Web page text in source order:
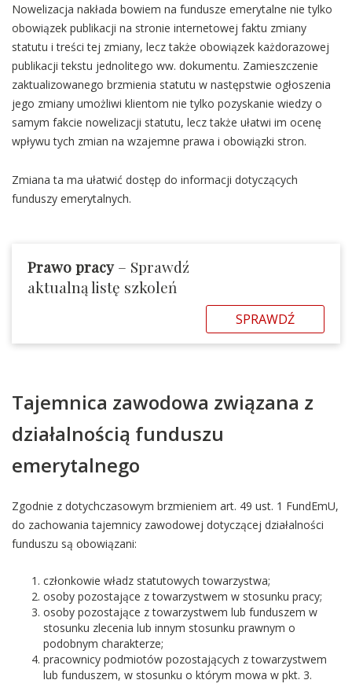
Nowelizacja nakłada bowiem na fundusze emerytalne nie tylko
obowiązek publikacji na stronie internetowej faktu zmiany
statutu i treści tej zmiany, lecz także obowiązek każdorazowej
publikacji tekstu jednolitego ww. dokumentu. Zamieszczenie
zaktualizowanego brzmienia statutu w następstwie ogłoszenia
jego zmiany umożliwi klientom nie tylko pozyskanie wiedzy o
samym fakcie nowelizacji statutu, lecz także ułatwi im ocenę
wpływu tych zmian na wzajemne prawa i obowiązki stron.
Zmiana ta ma ułatwić dostęp do informacji dotyczących
funduszy emerytalnych.
Prawo pracy– Sprawdź
aktualną listę szkoleń
SPRAWDŹ
Tajemnica zawodowa związana z
działalnością funduszu
emerytalnego
Zgodnie z dotychczasowym brzmieniem art. 49 ust. 1 FundEmU,
do zachowania tajemnicy zawodowej dotyczącej działalności
funduszu są obowiązani:
członkowie władz statutowych towarzystwa;
osoby pozostające z towarzystwem w stosunku pracy;
osoby pozostające z towarzystwem lub funduszem w
stosunku zlecenia lub innym stosunku prawnym o
podobnym charakterze;
pracownicy podmiotów pozostających z towarzystwem
lub funduszem, w stosunku o którym mowa w pkt. 3.